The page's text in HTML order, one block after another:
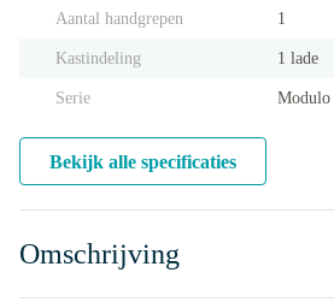
Aantal handgrepen 1
Kastindeling 1 lade
Serie Modulo
Bekijk alle specificaties
Omschrijving